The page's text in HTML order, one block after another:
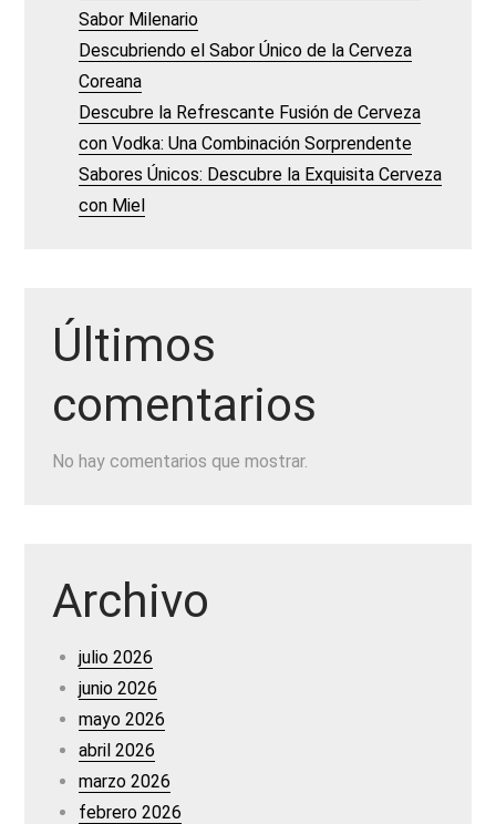
Sabor Milenario
Descubriendo el Sabor Único de la Cerveza
Coreana
Descubre la Refrescante Fusión de Cerveza
con Vodka: Una Combinación Sorprendente
Sabores Únicos: Descubre la Exquisita Cerveza
con Miel
Últimos
comentarios
No hay comentarios que mostrar.
Archivo
julio 2026
junio 2026
mayo 2026
abril 2026
marzo 2026
febrero 2026